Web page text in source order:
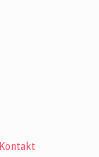
Kontakt